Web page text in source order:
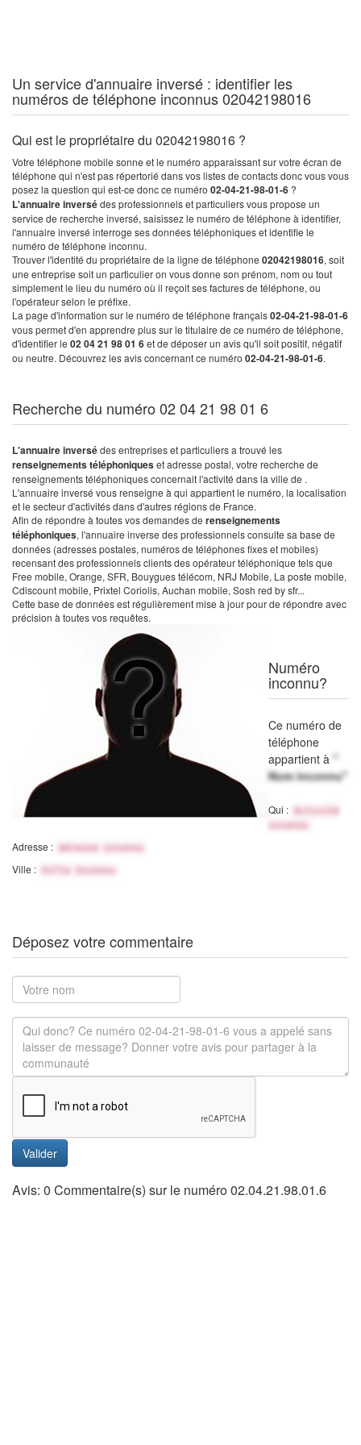
Un service d'annuaire inversé : identifier les
numéros de téléphone inconnus 02042198016
Qui est le propriétaire du 02042198016 ?
Votre téléphone mobile sonne et le numéro apparaissant sur votre écran de
téléphone qui n'est pas répertorié dans vos listes de contacts donc vous vous
posez la question qui est-ce donc ce numéro 02-04-21-98-01-6 ?
L'annuaire inversédes professionnels et particuliers vous propose un
service de recherche inversé, saisissez le numéro de téléphone à identifier,
l'annuaire inversé interroge ses données téléphoniques et identifie le
numéro de téléphone inconnu.
Trouver l'identité du propriétaire de la ligne de téléphone 02042198016, soit
une entreprise soit un particulier on vous donne son prénom, nom ou tout
simplement le lieu du numéro où il reçoit ses factures de téléphone, ou
l'opérateur selon le préfixe.
La page d'information sur le numéro de téléphone français02-04-21-98-01-6
vous permet d'en apprendre plus sur le titulaire de ce numéro de téléphone,
d'identifier le 02 04 21 98 01 6et de déposer un avis qu'il soit positif, négatif
ou neutre. Découvrez les avis concernant ce numéro 02-04-21-98-01-6.
Recherche du numéro 02 04 21 98 01 6
L'annuaire inversédes entreprises et particuliers a trouvé les
renseignements téléphoniqueset adresse postal, votre recherche de
renseignements téléphoniques concernait l'activité dans la ville de .
L'annuaire inversé vous renseigne à qui appartient le numéro, la localisation
et le secteur d'activités dans d'autres régions de France.
Afin de répondre à toutes vos demandes de renseignements
téléphoniques, l'annuaire inverse des professionnels consulte sa base de
données (adresses postales, numéros de téléphones fixes et mobiles)
recensant des professionnels clients des opérateur téléphonique tels que
Free mobile, Orange, SFR, Bouygues télécom, NRJ Mobile, La poste mobile,
Cdiscount mobile, Prixtel Coriolis, Auchan mobile, Sosh red by sfr...
Cette base de données est régulièrement mise à jour pour de répondre avec
précision à toutes vos requêtes.
Numéro
inconnu?
Ce numéro de
téléphone
appartient à "
Nom inconnu"
Qui :
Activité
inconnu
Adresse : Adresse inconnu
Ville : Ville Inconnu
Déposez votre commentaire
Valider
Avis: 0 Commentaire(s) sur le numéro 02.04.21.98.01.6